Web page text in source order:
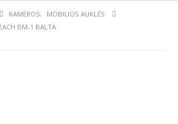
KAMEROS,
MOBILIOS AUKLĖS
BM-1 BALTA